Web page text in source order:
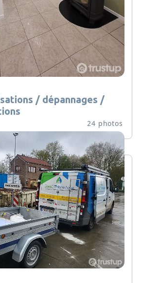
/ dépannages /
24 photos